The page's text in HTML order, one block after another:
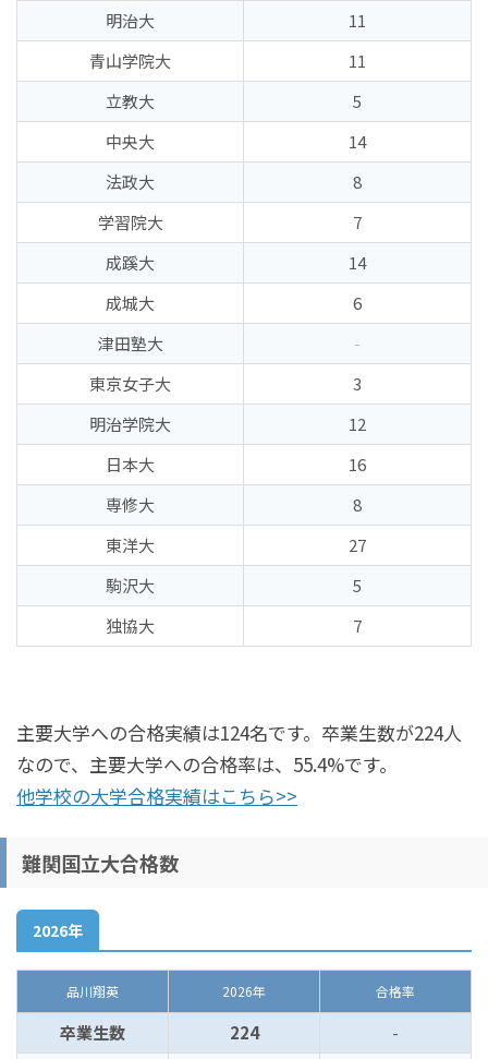
明治大
11
青山学院大
11
立教大
5
中央大
14
法政大
8
学習院大
7
成蹊大
14
成城大
6
津田塾大
-
東京女子大
3
明治学院大
12
日本大
16
専修大
8
東洋大
27
駒沢大
5
独協大
7
主要大学への合格実績は124名です。卒業生数が224人
なので、主要大学への合格率は、55.4%です。
他学校の大学合格実績はこちら>>
難関国立大合格数
2026年
品川翔英 2026年 合格率
卒業生数 224
-